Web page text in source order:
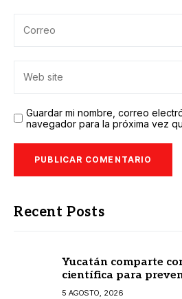
Guardar mi nombre, correo
navegador para la próxima vez
Recent Posts
Yucatán comparte
científica para
transmitidas por
5 AGOSTO, 2026